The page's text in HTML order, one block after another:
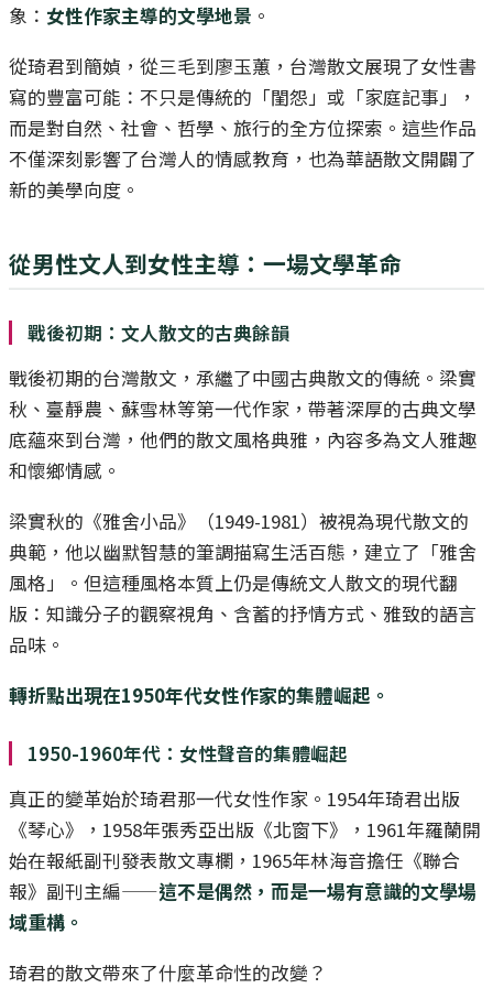
象： 女性作家主導的文學地景 。
從琦君到簡媜，從三毛到廖玉蕙，台灣散文展現了女性書
寫的豐富可能：不只是傳統的「閨怨」或「家庭記事」，
而是對自然、社會、哲學、旅行的全方位探索。這些作品
不僅深刻影響了台灣人的情感教育，也為華語散文開闢了
新的美學向度。
從男性文人到女性主導：一場文學革命
戰後初期：文人散文的古典餘韻
戰後初期的台灣散文，承繼了中國古典散文的傳統。梁實
秋、臺靜農、蘇雪林等第一代作家，帶著深厚的古典文學
底蘊來到台灣，他們的散文風格典雅，內容多為文人雅趣
和懷鄉情感。
梁實秋的《雅舍小品》（1949-1981）被視為現代散文的
典範，他以幽默智慧的筆調描寫生活百態，建立了「雅舍
風格」。但這種風格本質上仍是傳統文人散文的現代翻
版：知識分子的觀察視角、含蓄的抒情方式、雅致的語言
品味。
轉折點出現在1950年代女性作家的集體崛起。
1950-1960年代：女性聲音的集體崛起
真正的變革始於琦君那一代女性作家。1954年琦君出版
《琴心》，1958年張秀亞出版《北窗下》，1961年羅蘭開
始在報紙副刊發表散文專欄，1965年林海音擔任《聯合
報》副刊主編——這不是偶然，而是一場有意識的文學場
域重構。
琦君的散文帶來了什麼革命性的改變？